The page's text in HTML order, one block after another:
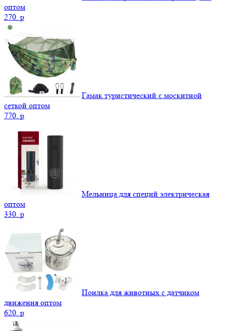
оптом
270. p
Гамак туристический с москитной
сеткой оптом
770. p
Мельница для специй электрическая
оптом
330. p
Поилка для животных с датчиком
движения оптом
620. p